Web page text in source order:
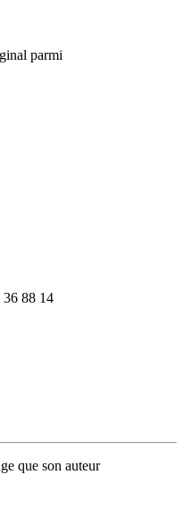
parmi
36 88 14
que son auteur